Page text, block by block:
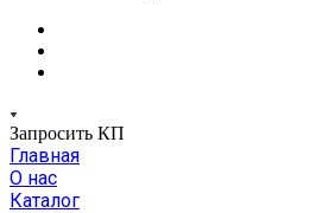
Запросить КП
Главная
О нас
Каталог